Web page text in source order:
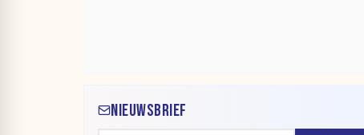
NIEUWSBRIEF